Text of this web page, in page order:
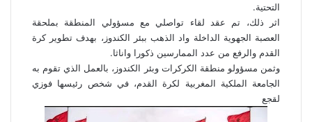
التحتية.
اثر ذلك، تم عقد لقاء تواصلي مع مسؤولي المنطقة بملحقة
العصبة الجهوية الداخلة واد الذهب ببئر الكندوز، بهدف تطوير كرة
القدم والرفع من عدد الممارسين ذكورا واناثا.
وثمن مسؤولو منطقة الكركرات وبئر الكندوز، بالعمل الذي تقوم به
الجامعة الملكية المغربية لكرة القدم، في شخص رئيسها فوزي
لقجع